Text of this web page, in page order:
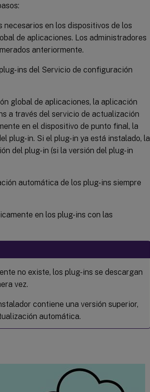
en los dispositivos de los
de aplicaciones. Los administradores
anteriormente.
ins del Servicio de configuración
global de aplicaciones, la aplicación
a través del servicio de actualización
en el dispositivo de punto final, la
plug-in. Si el plug-in ya está instalado, la
del plug-in (si la versión del plug-in
automática de los plug-ins siempre
en los plug-ins con las
no existe, los plug-ins se descargan
vez.
contiene una versión superior,
automática.